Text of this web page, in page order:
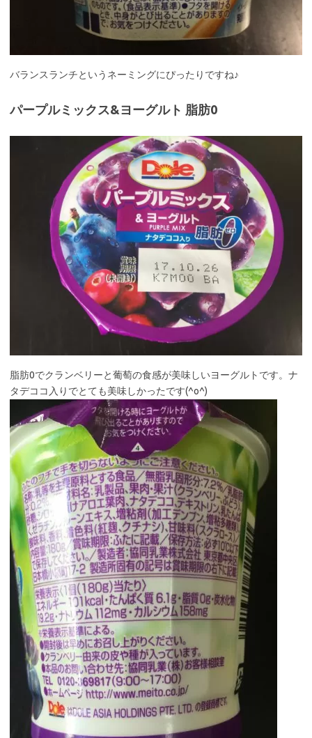
バランスランチというネーミングにぴったりですね♪
パープルミックス&ヨーグルト 脂肪0
脂肪0でクランベリーと葡萄の食感が美味しいヨーグルトです。ナ
タデココ入りでとても美味しかったです(^o^)